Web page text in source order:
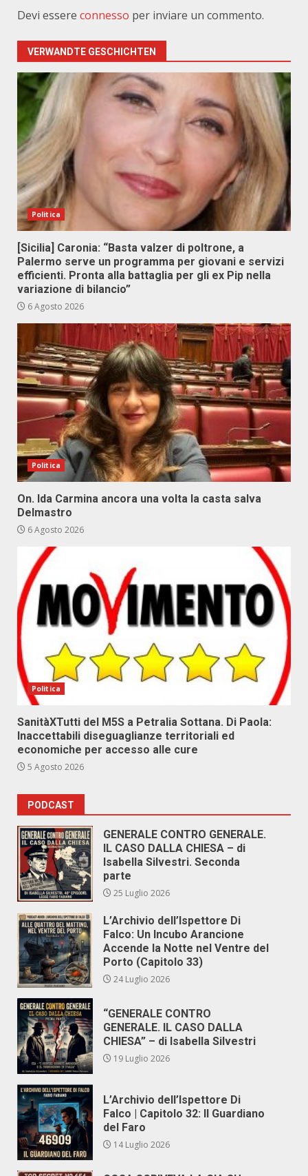
Devi essere connesso per inviare un commento.
VERWANDTE GESCHICHTEN
Politica
[Sicilia] Caronia: “Basta valzer di poltrone, a
Palermo serve un programma per giovani e servizi
efficienti. Pronta alla battaglia per gli ex Pip nella
variazione di bilancio”
6 Agosto 2026
Politica
On. Ida Carmina ancora una volta la casta salva
Delmastro
6 Agosto 2026
Politica
SanitàXTutti del M5S a Petralia Sottana. Di Paola:
Inaccettabili diseguaglianze territoriali ed
economiche per accesso alle cure
5 Agosto 2026
PODCAST
GENERALE CONTRO GENERALE.
IL CASO DALLA CHIESA – di
Isabella Silvestri. Seconda
parte
25 Luglio 2026
L’Archivio dell’Ispettore Di
Falco: Un Incubo Arancione
Accende la Notte nel Ventre del
Porto (Capitolo 33)
24 Luglio 2026
“GENERALE CONTRO
GENERALE. IL CASO DALLA
CHIESA” – di Isabella Silvestri
19 Luglio 2026
L’Archivio dell’Ispettore Di
Falco | Capitolo 32: Il Guardiano
del Faro
14 Luglio 2026